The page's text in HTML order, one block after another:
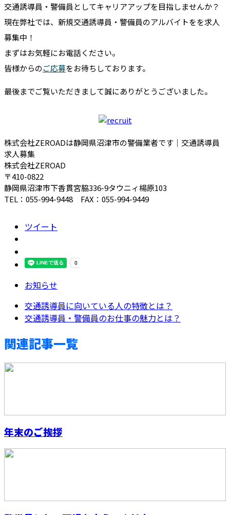
交通誘導員・警備員としてキャリアアップを目指しませんか？
現在弊社では、新規交通誘導員・警備員のアルバイトをを求人
募集中！
まずはお気軽にお電話ください。
皆様からのご応募をお待ちしております。
最後までご覧いただきまして誠にありがとうございました。
株式会社ZEROADは静岡県沼津市の警備業者です｜交通誘導員
求人募集
株式会社ZEROAD
〒410-0822
静岡県沼津市下香貫宮脇336-9タウニィ楊原103
TEL：055-994-9448 FAX：055-994-9449
ツイート
お知らせ
交通誘導員に向いている人の特徴とは？
交通誘導員・警備員のお仕事の魅力とは？
関連記事一覧
年末のご挨拶